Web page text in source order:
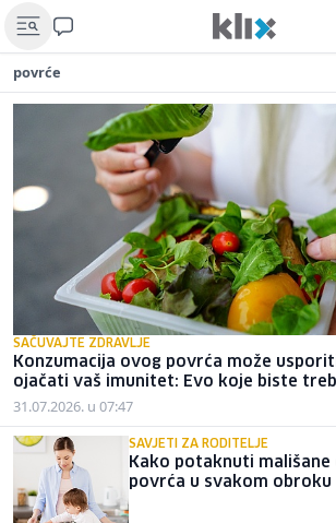
povrće
SAČUVAJTE ZDRAVLJE
Konzumacija ovog povrća može
ojačati vaš imunitet: Evo koje biste
31.07.2026. u 07:47
SAVJETI ZA RODITELJE
Kako potaknuti mališane
povrća u svakom obroku